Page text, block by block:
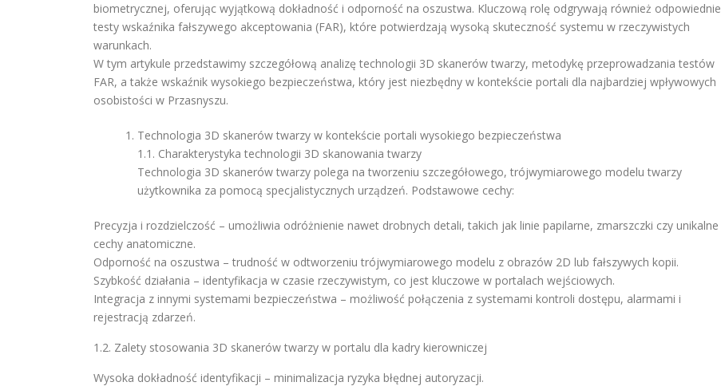
biometrycznej, oferując wyjątkową dokładność i odporność na oszustwa. Kluczową rolę odgrywają również odpowiednie
testy wskaźnika fałszywego akceptowania (FAR), które potwierdzają wysoką skuteczność systemu w rzeczywistych
warunkach.
W tym artykule przedstawimy szczegółową analizę technologii 3D skanerów twarzy, metodykę przeprowadzania testów
FAR, a także wskaźnik wysokiego bezpieczeństwa, który jest niezbędny w kontekście portali dla najbardziej wpływowych
osobistości w Przasnyszu.
Technologia 3D skanerów twarzy w kontekście portali wysokiego bezpieczeństwa
1.1. Charakterystyka technologii 3D skanowania twarzy
Technologia 3D skanerów twarzy polega na tworzeniu szczegółowego, trójwymiarowego modelu twarzy
użytkownika za pomocą specjalistycznych urządzeń. Podstawowe cechy:
Precyzja i rozdzielczość – umożliwia odróżnienie nawet drobnych detali, takich jak linie papilarne, zmarszczki czy unikalne
cechy anatomiczne.
Odporność na oszustwa – trudność w odtworzeniu trójwymiarowego modelu z obrazów 2D lub fałszywych kopii.
Szybkość działania – identyfikacja w czasie rzeczywistym, co jest kluczowe w portalach wejściowych.
Integracja z innymi systemami bezpieczeństwa – możliwość połączenia z systemami kontroli dostępu, alarmami i
rejestracją zdarzeń.
1.2. Zalety stosowania 3D skanerów twarzy w portalu dla kadry kierowniczej
Wysoka dokładność identyfikacji – minimalizacja ryzyka błędnej autoryzacji.